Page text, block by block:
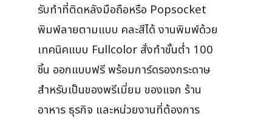
รับทำที่ติดหลังมือถือหรือ Popsocket
พิมพ์ลายตามแบบ คละสีได้ งานพิมพ์ด้วย
เทคนิคแบบ Fullcolor สั่งทำขั้นต่ำ 100
ชิ้น ออกแบบฟรี พร้อมการ์ดรองกระดาษ
สำหรับเป็นของพรีเมี่ยม ของแจก ร้าน
อาหาร ธุรกิจ และหน่วยงานที่ต้องการ